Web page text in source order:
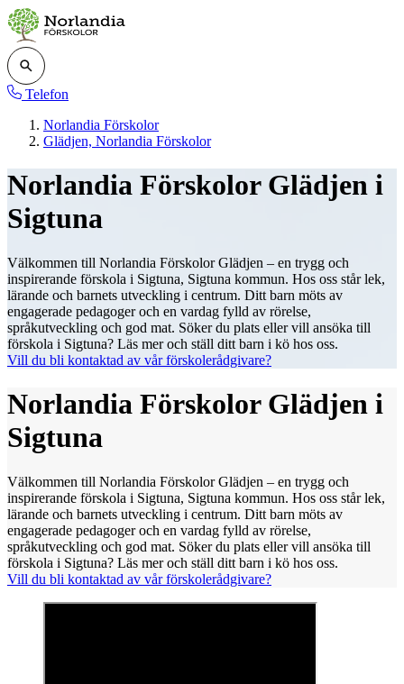
Telefon
Norlandia Förskolor
Glädjen, Norlandia Förskolor
Norlandia Förskolor Glädjen i
Sigtuna
Välkommen till Norlandia Förskolor Glädjen – en trygg och
inspirerande förskola i Sigtuna, Sigtuna kommun. Hos oss står lek,
lärande och barnets utveckling i centrum. Ditt barn möts av
engagerade pedagoger och en vardag fylld av rörelse,
språkutveckling och god mat. Söker du plats eller vill ansöka till
förskola i Sigtuna? Läs mer och ställ ditt barn i kö hos oss.
Vill du bli kontaktad av vår förskolerådgivare?
Norlandia Förskolor Glädjen i
Sigtuna
Välkommen till Norlandia Förskolor Glädjen – en trygg och
inspirerande förskola i Sigtuna, Sigtuna kommun. Hos oss står lek,
lärande och barnets utveckling i centrum. Ditt barn möts av
engagerade pedagoger och en vardag fylld av rörelse,
språkutveckling och god mat. Söker du plats eller vill ansöka till
förskola i Sigtuna? Läs mer och ställ ditt barn i kö hos oss.
Vill du bli kontaktad av vår förskolerådgivare?